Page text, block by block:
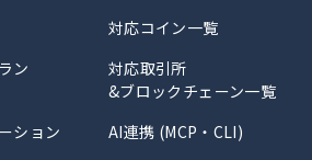
ン
ション
対応コイン一覧
対応取引所
&ブロックチェーン一覧
AI連携 (MCP・CLI)